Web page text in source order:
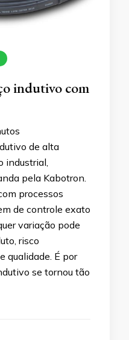
indutivo com
de alta
industrial,
pela Kabotron.
processos
de controle exato
variação pode
risco
qualidade. É por
se tornou tão